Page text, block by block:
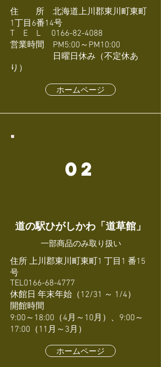
住 所 北海道上川郡東川町東町
1丁目6番14号
T E L
0166-82-4088
営業時間 PM5:00～PM10:00
​ 日曜日休み（不定休あ
り）
ホームページ
02
道の駅ひがしかわ「道草館」
​一部商品のみ取り扱い
住所 上川郡東川町東町1 丁目1 番15
号
TEL0166-68-4777
休館日 年末年始（12/31 ～ 1/4）
開館時間
9:00～18:00（4月～10月）、9:00～
17:00（11月～3月）
ホームページ